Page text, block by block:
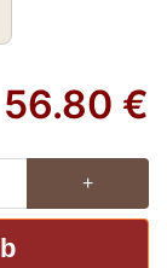
56.80 €
+